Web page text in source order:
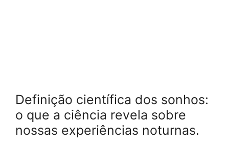
Definição científica dos sonhos:
o que a ciência revela sobre
nossas experiências noturnas.